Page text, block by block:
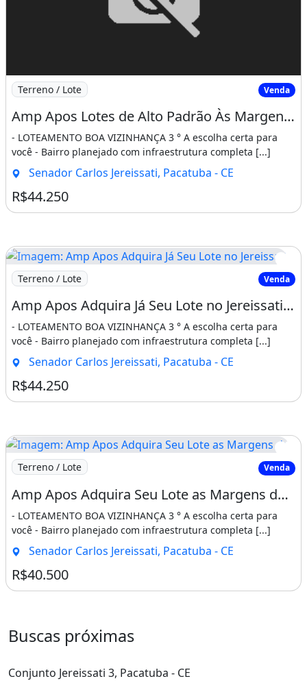
Imagem: Amp Apos Lotes de Alto Padrão Às Margens
Terreno / Lote Venda
Amp Apos Lotes de Alto Padrão Às Margens da Ce-060 - Infraestrutura Completa. Entre Em
- LOTEAMENTO BOA VIZINHANÇA 3 ° A escolha certa para
você - Bairro planejado com infraestrutura completa [...]
Senador Carlos Jereissati, Pacatuba - CE
R$44.250
Imagem: Amp Apos Adquira Já Seu Lote no Jereissati
Terreno / Lote Venda
Amp Apos Adquira Já Seu Lote no Jereissati III - Infraestrutura de Alto Padrão. Ligue
- LOTEAMENTO BOA VIZINHANÇA 3 ° A escolha certa para
você - Bairro planejado com infraestrutura completa [...]
Senador Carlos Jereissati, Pacatuba - CE
R$44.250
Imagem: Amp Apos Adquira Seu Lote as Margens da
Terreno / Lote Venda
Amp Apos Adquira Seu Lote as Margens da Ce-060, Vizinho a Cervejaria Heineken. Vá
- LOTEAMENTO BOA VIZINHANÇA 3 ° A escolha certa para
você - Bairro planejado com infraestrutura completa [...]
Senador Carlos Jereissati, Pacatuba - CE
R$40.500
Buscas próximas
Conjunto Jereissati 3, Pacatuba - CE